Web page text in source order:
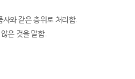
사와 같은 층위로 처리함.
은 것을 말함.